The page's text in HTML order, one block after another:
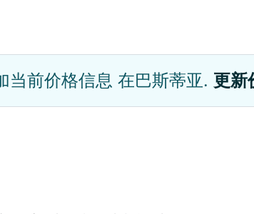
当前价格信息 在巴斯蒂亚. 更新